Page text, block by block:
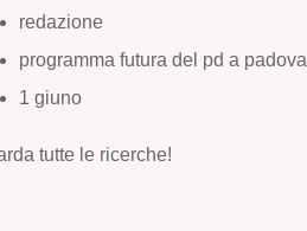
redazione
programma futura del pd a padova
1 giuno
tutte le ricerche!